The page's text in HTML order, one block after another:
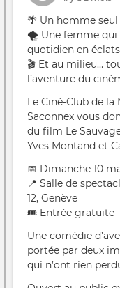
🌴 Un homme
🌪️ Une femme qui
quotidien en
🎬 Et au milieu…
l’aventure du
Le Ciné-Club de
Saconnex vous
du film Le
Yves Montand et
📅 Dimanche 10
📍 Salle de
12, Genève
🎟️ Entrée gratuite
Une comédie
portée par deux
qui n’ont rien